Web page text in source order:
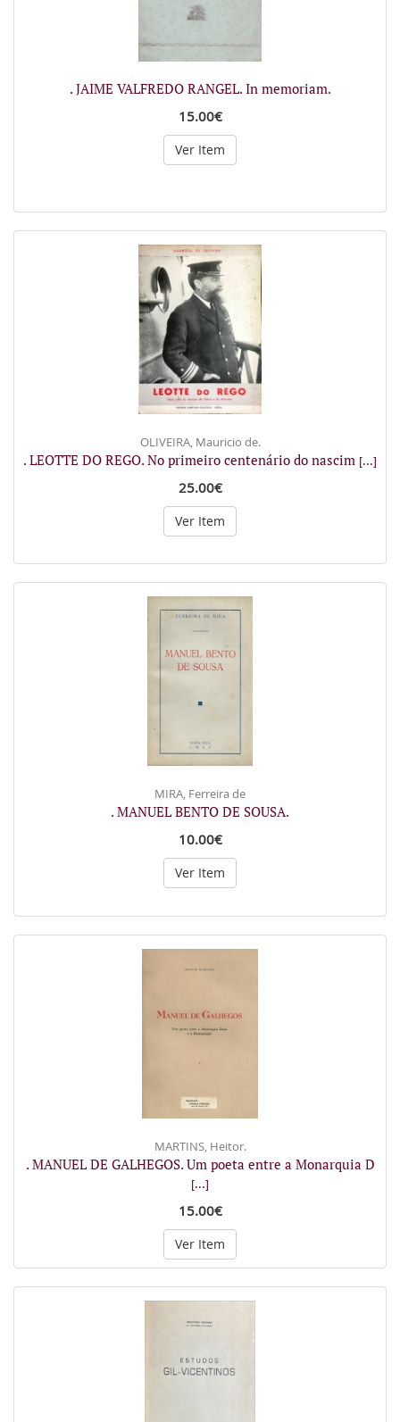
. JAIME VALFREDO RANGEL. In memoriam.
15.00€
Ver Item
OLIVEIRA, Mauricio de.
. LEOTTE DO REGO. No primeiro centenário do nascim [...]
25.00€
Ver Item
MIRA, Ferreira de
. MANUEL BENTO DE SOUSA.
10.00€
Ver Item
MARTINS, Heitor.
. MANUEL DE GALHEGOS. Um poeta entre a Monarquia D
[...]
15.00€
Ver Item